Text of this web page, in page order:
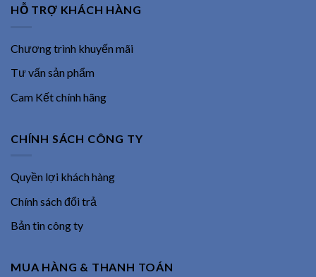
HỖ TRỢ KHÁCH HÀNG
Chương trình khuyến mãi
Tư vấn sản phẩm
Cam Kết chính hãng
CHÍNH SÁCH CÔNG TY
Quyền lợi khách hàng
Chính sách đổi trả
Bản tin công ty
MUA HÀNG & THANH TOÁN